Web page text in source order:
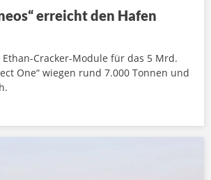
erreicht den Hafen
Cracker-Module für das 5 Mrd.
One“ wiegen rund 7.000 Tonnen und